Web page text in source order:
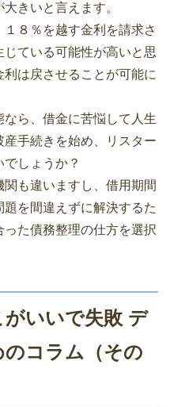
きいと言えます。
８％を越す金利を請求さ
ている可能性が高いと思
は戻させることが可能に
ら、借金に苦悩して人生
手続きを始め、リスター
でしょうか？
も違いますし、借用期間
を間違えずに解決するた
た債務整理の仕方を選択
がいいで失敗 デ
コラム（その